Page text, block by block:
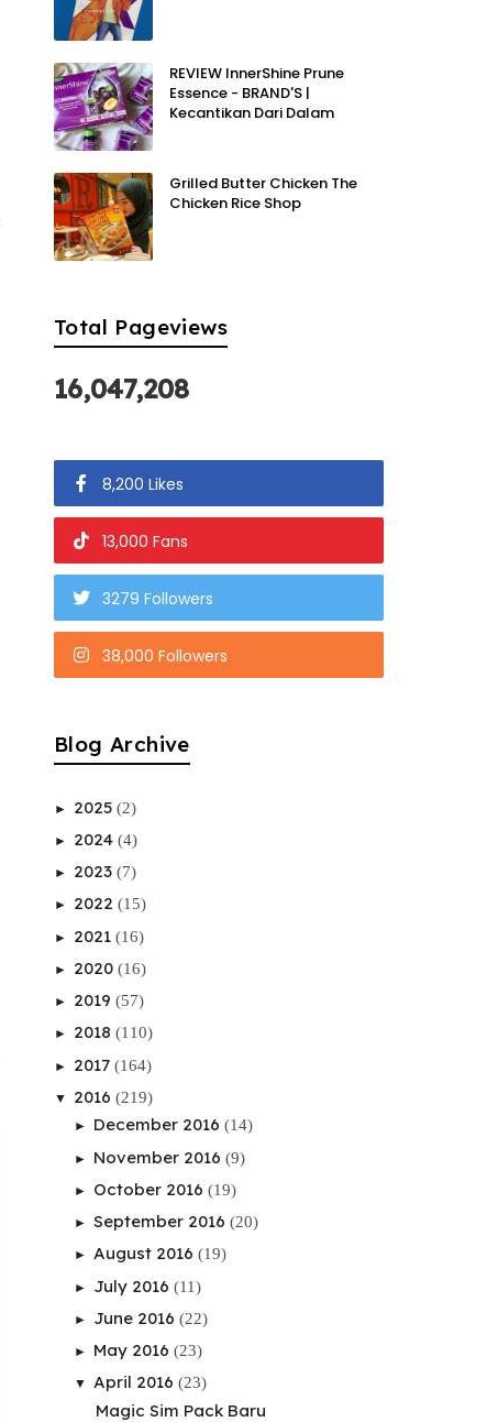
REVIEW InnerShine Prune
Essence - BRAND'S |
Kecantikan Dari Dalam
Grilled Butter Chicken The
Chicken Rice Shop
Total Pageviews
16,047,208
8,200 Likes
13,000 Fans
3279 Followers
38,000 Followers
Blog Archive
► 2025 (2)
► 2024 (4)
► 2023 (7)
► 2022 (15)
► 2021 (16)
► 2020 (16)
► 2019 (57)
► 2018 (110)
► 2017 (164)
▼ 2016 (219)
► December 2016 (14)
► November 2016 (9)
► October 2016 (19)
► September 2016 (20)
► August 2016 (19)
► July 2016 (11)
► June 2016 (22)
► May 2016 (23)
▼ April 2016 (23)
Magic Sim Pack Baru